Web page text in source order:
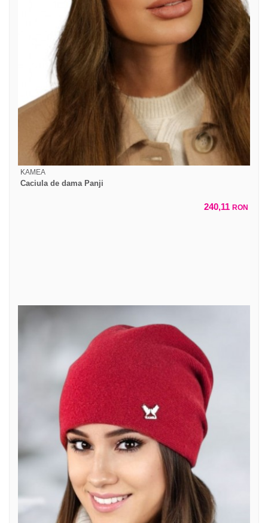
KAMEA
Caciula de dama Panji
240,11 RON